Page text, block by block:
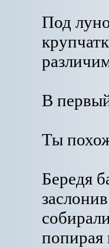
Под
В
Ты
Бередя
попирая